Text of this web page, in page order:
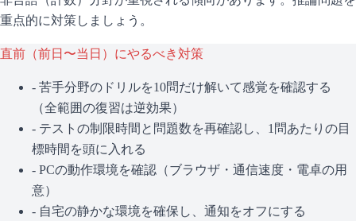
重点的に対策しましょう。
直前（前日〜当日）にやるべき対策
- 苦手分野のドリルを10問だけ解いて感覚を確認する
（全範囲の復習は逆効果）
- テストの制限時間と問題数を再確認し、1問あたりの目
標時間を頭に入れる
- PCの動作環境を確認（ブラウザ・通信速度・電卓の用
意）
- 自宅の静かな環境を確保し、通知をオフにする